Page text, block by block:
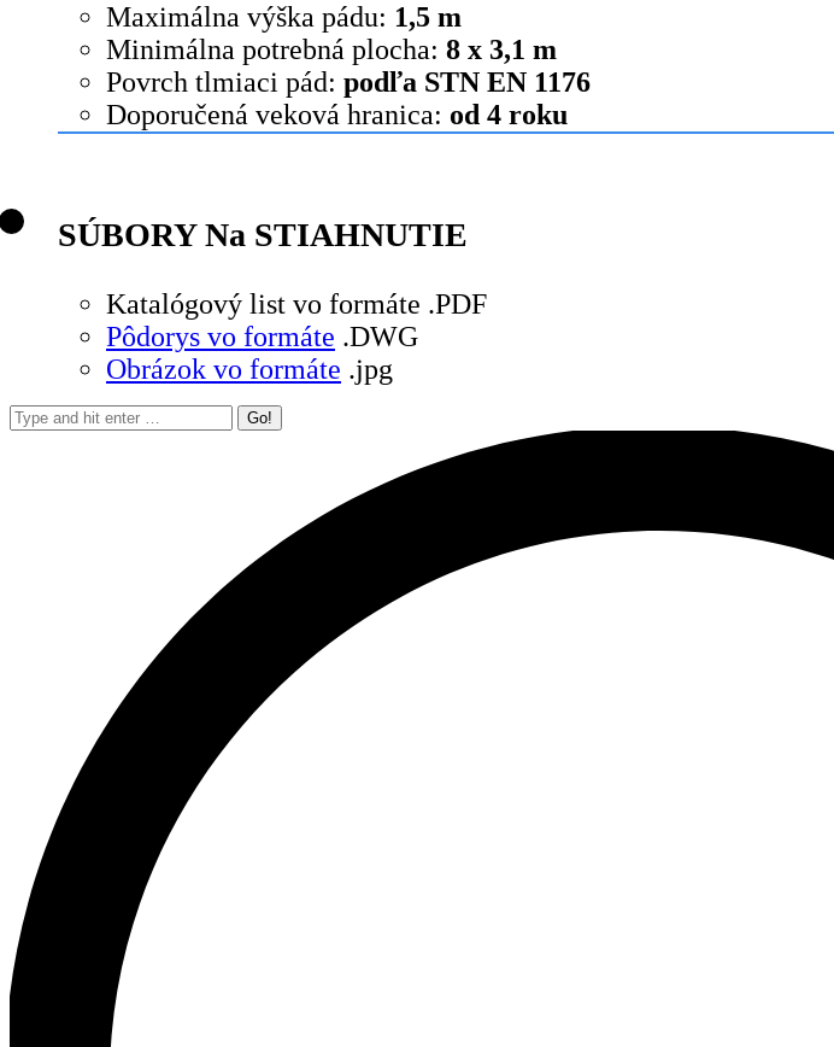
Maximálna výška pádu: 1,5 m
Minimálna potrebná plocha: 8 x 3,1 m
Povrch tlmiaci pád: podľa STN EN 1176
Doporučená veková hranica: od 4 roku
SÚBORY Na STIAHNUTIE
Katalógový list vo formáte .PDF
Pôdorys vo formáte .DWG
Obrázok vo formáte .jpg
Search: